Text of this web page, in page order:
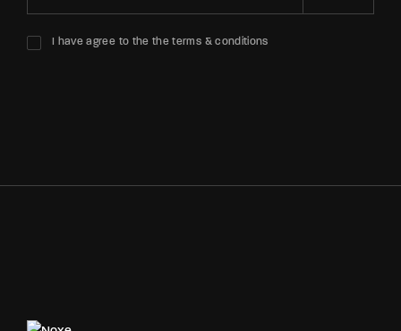
I have agree to the the terms & conditions